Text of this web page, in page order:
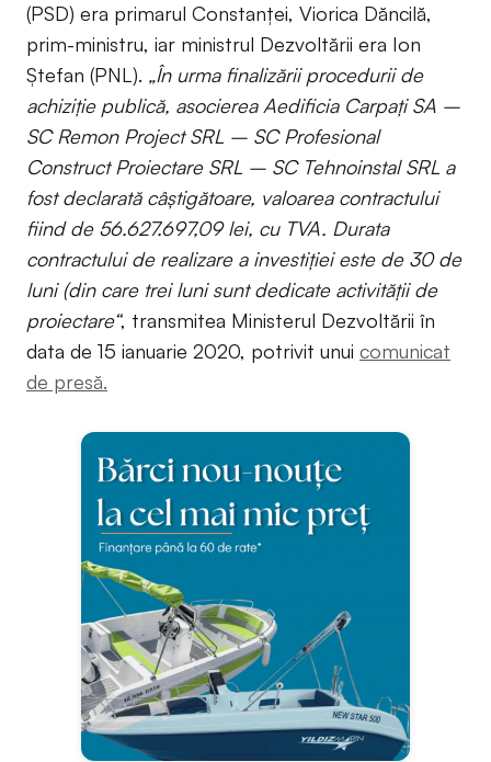
(PSD) era primarul Constanței, Viorica Dăncilă,
prim-ministru, iar ministrul Dezvoltării era Ion
Ștefan (PNL). „În urma finalizării procedurii de
achiziție publică, asocierea Aedificia Carpați SA –
SC Remon Project SRL – SC Profesional
Construct Proiectare SRL – SC Tehnoinstal SRL a
fost declarată câștigătoare, valoarea contractului
fiind de 56.627.697,09 lei, cu TVA. Durata
contractului de realizare a investiției este de 30 de
luni (din care trei luni sunt dedicate activității de
proiectare“, transmitea Ministerul Dezvoltării în
data de 15 ianuarie 2020, potrivit unui comunicat
de presă.